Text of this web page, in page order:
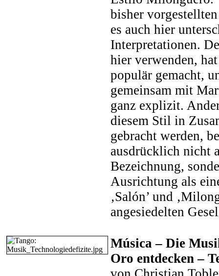
bisher
es auch hier
Interpretationen.
hier verwenden,
populär gemacht,
gemeinsam mit
ganz explizit.
diesem Stil in
gebracht werden,
ausdrücklich nicht
Bezeichnung,
Ausrichtung als
‚Salón’ und
angesiedelten
Música – Die
Oro entdecken –